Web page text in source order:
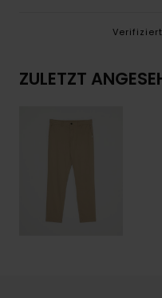
ZULETZT